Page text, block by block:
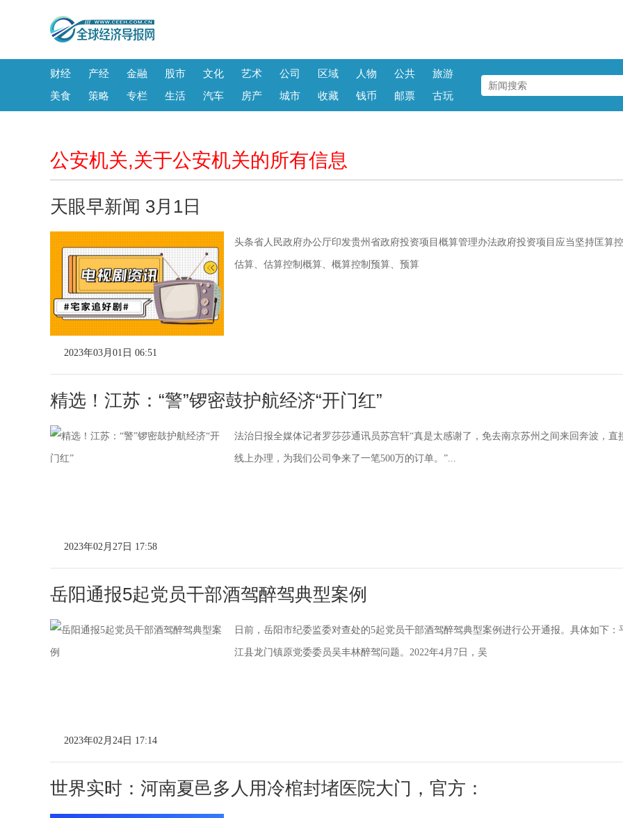
财经 产经 金融 股市 文化 艺术 公司 区域 人物 公共
旅游
美食
策略 专栏 生活 汽车 房产 城市 收藏 钱币 邮票 古玩
公安机关,关于公安机关的所有信息
天眼早新闻 3月1日
头条省人民政府办公厅印发贵州省政府投资项目概算管理办法政府投资项目应当坚持匡算
估算、估算控制概算、概算控制预算、预算
2023年03月01日 06:51
精选！江苏：“警”锣密鼓护航经济“开门红”
法治日报全媒体记者罗莎莎通讯员苏宫轩“真是太感谢了，免去南京苏州之间来回奔波，直
线上办理，为我们公司争来了一笔500万的订单。”...
2023年02月27日 17:58
岳阳通报5起党员干部酒驾醉驾典型案例
日前，岳阳市纪委监委对查处的5起党员干部酒驾醉驾典型案例进行公开通报。具体如下：
江县龙门镇原党委委员吴丰林醉驾问题。2022年4月7日，吴
2023年02月24日 17:14
世界实时：河南夏邑多人用冷棺封堵医院大门，官方：